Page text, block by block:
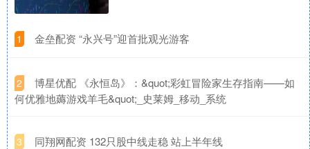
1 ​金垒配资 “永兴号”迎首批观光游客
2
​博星优配 《永恒岛》：&quot;彩虹冒险家生存指南——如
何优雅地薅游戏羊毛&quot;_史莱姆_移动_系统
3 ​同翔网配资 132只股中线走稳 站上半年线